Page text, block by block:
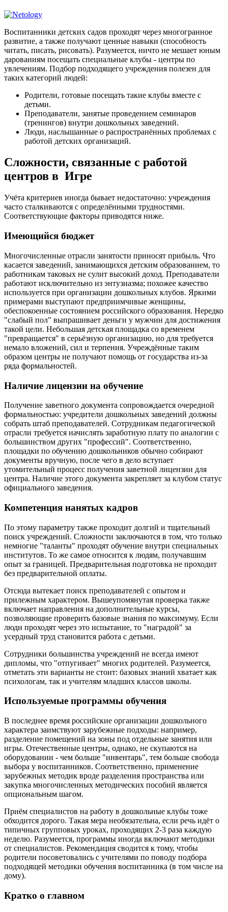
Воспитанники детских садов проходят через многогранное
развитие, а также получают ценные навыки (способность
читать, писать, рисовать). Разумеется, ничто не мешает юным
дарованиям посещать специальные клубы - центры по
увлечениям. Подбор подходящего учреждения полезен для
таких категорий людей:
Родители, готовые посещать такие клубы вместе с
детьми.
Преподаватели, занятые проведением семинаров
(тренингов) внутри дошкольных заведений.
Люди, наслышанные о распространённых проблемах с
работой детских организаций.
Сложности, связанные с работой
центров в Игре
Учёта критериев иногда бывает недостаточно: учреждения
часто сталкиваются с определёнными трудностями.
Соответствующие факторы приводятся ниже.
Имеющийся бюджет
Многочисленные отрасли занятости приносят прибыль. Что
касается заведений, занимающихся детским образованием, то
работникам таковых не сулит высокий доход. Преподаватели
работают исключительно из энтузиазма; похожее качество
используется при организации дошкольных клубов. Яркими
примерами выступают предприимчивые женщины,
обеспокоенные состоянием российского образования. Нередко
"слабый пол" выпрашивает деньги у мужчин для достижения
такой цели. Небольшая детская площадка со временем
"превращается" в серьёзную организацию, но для требуется
немало вложений, сил и терпения. Учреждённые таким
образом центры не получают помощь от государства из-за
ряда формальностей.
Наличие лицензии на обучение
Получение заветного документа сопровождается очередной
формальностью: учредители дошкольных заведений должны
собрать штаб преподавателей. Сотрудникам педагогической
отрасли требуется начислять заработную плату по аналогии с
большинством других "профессий". Соответственно,
площадки по обучению дошкольников обычно собирают
документы вручную, после чего в дело вступает
утомительный процесс получения заветной лицензии для
центра. Наличие этого документа закрепляет за клубом статус
официального заведения.
Компетенция нанятых кадров
По этому параметру также проходит долгий и тщательный
поиск учреждений. Сложности заключаются в том, что только
немногие "таланты" проходят обучение внутри специальных
институтов. То же самое относится к людям, получавшим
опыт за границей. Предварительная подготовка не проходит
без предварительной оплаты.
Отсюда вытекает поиск преподавателей с опытом и
прилежным характером. Вышеупомянутая проверка также
включает направления на дополнительные курсы,
позволяющие проверить базовые знания по максимуму. Если
люди проходят через это испытание, то "наградой" за
усердный труд становится работа с детьми.
Сотрудники большинства учреждений не всегда имеют
дипломы, что "отпугивает" многих родителей. Разумеется,
отметать эти варианты не стоит: базовых знаний хватает как
психологам, так и учителям младших классов школы.
Используемые программы обучения
В последнее время российские организации дошкольного
характера заимствуют зарубежные подходы: например,
разделение помещений на зоны под отдельные занятия или
игры. Отечественные центры, однако, не скупаются на
оборудовании - чем больше "инвентарь", тем больше свобода
выбора у воспитанников. Соответственно, применение
зарубежных методик вроде разделения пространства или
закупка многочисленных методических пособий является
опциональным шагом.
Приём специалистов на работу в дошкольные клубы тоже
обходится дорого. Такая мера необязательна, если речь идёт о
типичных групповых уроках, проходящих 2-3 раза каждую
неделю. Разумеется, программы иногда включают методики
от специалистов. Рекомендация сводится к тому, чтобы
родители посоветовались с учителями по поводу подбора
подходящей методики обучения воспитанника (в том числе на
дому).
Кратко о главном